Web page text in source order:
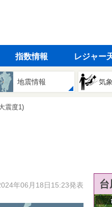
指数情報 レジャー
地震情報 気
震度1)
年06月18日15:23発表